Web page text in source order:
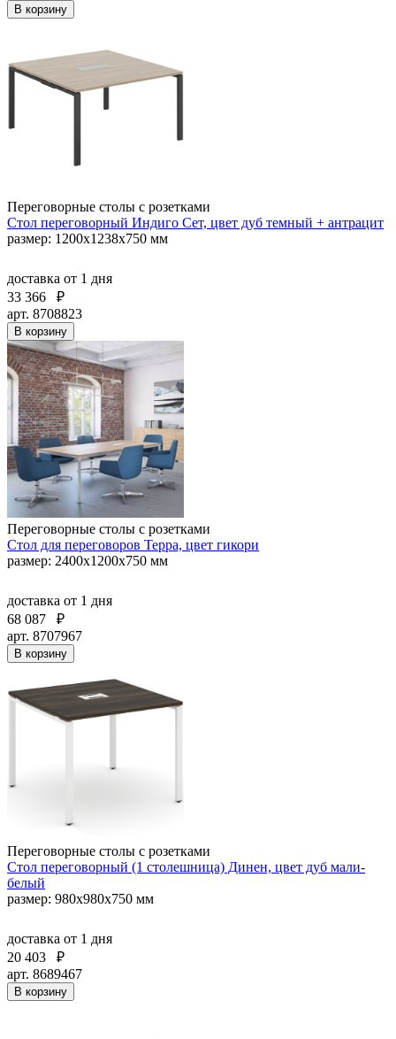
В корзину
Переговорные столы с розетками
Стол переговорный Индиго Сет, цвет дуб темный + антрацит
размер: 1200х1238х750 мм
доставка от 1 дня
33 366
₽
арт. 8708823
В корзину
Переговорные столы с розетками
Стол для переговоров Терра, цвет гикори
размер: 2400х1200х750 мм
доставка от 1 дня
68 087
₽
арт. 8707967
В корзину
Переговорные столы с розетками
Стол переговорный (1 столешница) Динен, цвет дуб мали-
белый
размер: 980х980х750 мм
доставка от 1 дня
20 403
₽
арт. 8689467
В корзину